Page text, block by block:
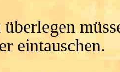
eintauschen.